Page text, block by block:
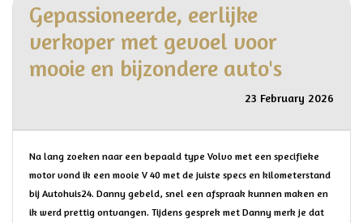
Gepassioneerde, eerlijke
verkoper met gevoel voor
mooie en bijzondere auto's
23 February 2026
Na lang zoeken naar een bepaald type Volvo met een specifieke
motor vond ik een mooie V 40 met de juiste specs en kilometerstand
bij Autohuis24. Danny gebeld, snel een afspraak kunnen maken en
ik werd prettig ontvangen. Tijdens gesprek met Danny merk je dat